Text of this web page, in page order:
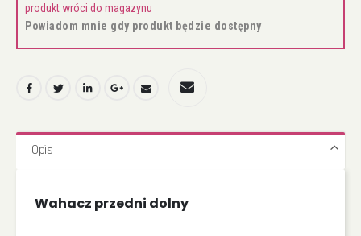
produkt wróci do magazynu
Powiadom mnie gdy produkt będzie dostępny
Opis
Wahacz przedni dolny